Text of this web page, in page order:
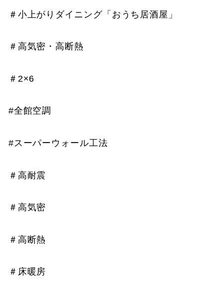
＃小上がりダイニング「おうち居酒屋」
＃高気密・高断熱
＃2×6
#全館空調
#スーパーウォール工法
＃高耐震
＃高気密
＃高断熱
＃床暖房